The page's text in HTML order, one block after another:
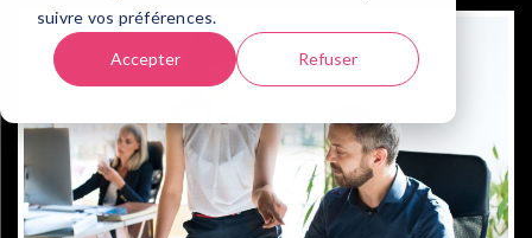
suivre vos préférences.
Accepter Refuser